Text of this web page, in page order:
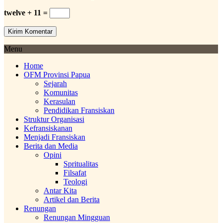
twelve + 11 =
Menu
Home
OFM Provinsi Papua
Sejarah
Komunitas
Kerasulan
Pendidikan Fransiskan
Struktur Organisasi
Kefransiskanan
Menjadi Fransiskan
Berita dan Media
Opini
Spritualitas
Filsafat
Teologi
Antar Kita
Artikel dan Berita
Renungan
Renungan Mingguan